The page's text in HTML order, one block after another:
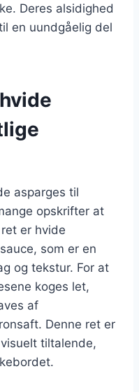
Deres alsidighed
en uundgåelig del
asparges til
opskrifter at
er hvide
som er en
og tekstur. For at
koges let,
af
Denne ret er
tiltalende,